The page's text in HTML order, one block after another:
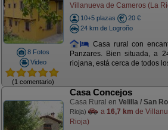
8 Fotos
Video
(1 comentario)
Villanueva de Cameros (La
10+5 plazas
20 €
24 km de Logroño
Casa rural con
Panzares. Bien situada, a
riojana, está cerca de todos
Casa Concejos
Casa Rural en Velilla / San
Rioja)
a 16,7 km de
Rioja)